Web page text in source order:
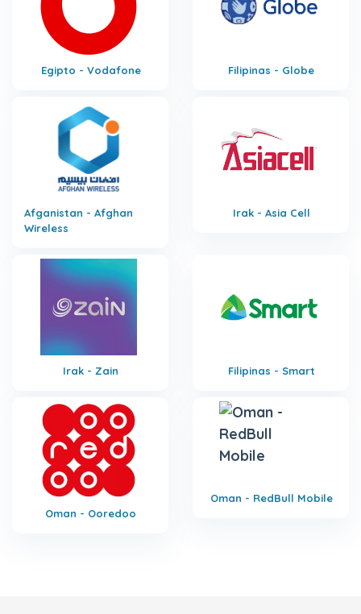
Egipto - Vodafone Filipinas - Globe
Afganistan - Afghan
Wireless
Irak - Asia Cell
Irak - Zain Filipinas - Smart
Oman - Ooredoo
Oman - RedBull Mobile